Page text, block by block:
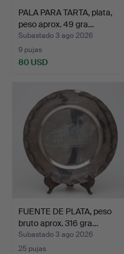
PALA PARA TARTA, plata,
peso aprox. 49 gra…
Subastado 3 ago 2026
9 pujas
80 USD
FUENTE DE PLATA, peso
bruto aprox. 316 gra…
Subastado 3 ago 2026
25 pujas